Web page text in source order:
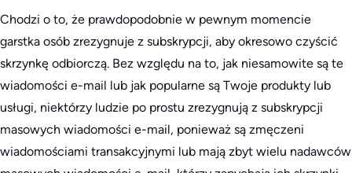
Chodzi o to, że prawdopodobnie w pewnym momencie
garstka osób zrezygnuje z subskrypcji, aby okresowo czyścić
skrzynkę odbiorczą. Bez względu na to, jak niesamowite są te
wiadomości e-mail lub jak popularne są Twoje produkty lub
usługi, niektórzy ludzie po prostu zrezygnują z subskrypcji
masowych wiadomości e-mail, ponieważ są zmęczeni
wiadomościami transakcyjnymi lub mają zbyt wielu nadawców